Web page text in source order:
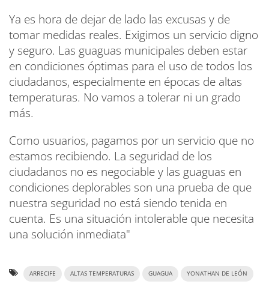
Ya es hora de dejar de lado las excusas y de
tomar medidas reales. Exigimos un servicio digno
y seguro. Las guaguas municipales deben estar
en condiciones óptimas para el uso de todos los
ciudadanos, especialmente en épocas de altas
temperaturas. No vamos a tolerar ni un grado
más.
Como usuarios, pagamos por un servicio que no
estamos recibiendo. La seguridad de los
ciudadanos no es negociable y las guaguas en
condiciones deplorables son una prueba de que
nuestra seguridad no está siendo tenida en
cuenta. Es una situación intolerable que necesita
una solución inmediata"
ARRECIFE ALTAS TEMPERATURAS GUAGUA YONATHAN DE LEÓN